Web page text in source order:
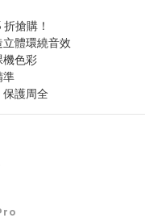
搶購！
立體環繞音效
機色彩
準
保護周全